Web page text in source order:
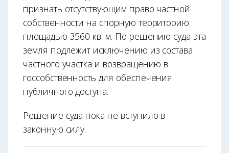
признать отсутствующим право частной
собственности на спорную территорию
площадью 3560 кв. м. По решению суда эта
земля подлежит исключению из состава
частного участка и возвращению в
госсобственность для обеспечения
публичного доступа.
Решение суда пока не вступило в
законную силу.